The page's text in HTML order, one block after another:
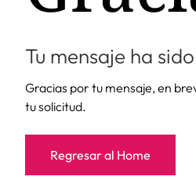
Tu mensaje ha
Gracias por tu mensaje, en
tu solicitud.
Regresar al Home